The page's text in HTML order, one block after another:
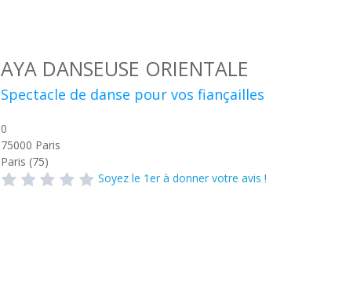
AYA DANSEUSE ORIENTALE
Spectacle de danse pour vos fiançailles
0
75000 Paris
Paris (75)
Soyez le 1er à donner votre avis !